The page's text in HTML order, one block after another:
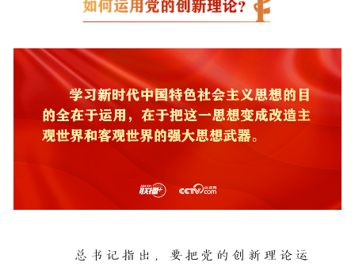
总书记指出，要把党的创新理论运